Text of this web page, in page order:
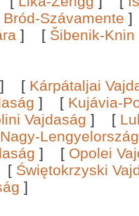
Bród-Szávamente
] [ Šibenik-Knin
] [ Kárpátaljai
] [ Kujávia-
Vajdaság ] [
Nagy-
] [ Opolei
[ Świętokrzyski
]